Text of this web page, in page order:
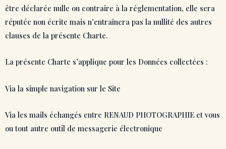
être déclarée nulle ou contraire à la réglementation, elle sera
réputée non écrite mais n’entraînera pas la nullité des autres
clauses de la présente Charte.
La présente Charte s’applique pour les Données collectées :
Via la simple navigation sur le Site
Via les mails échangés entre RENAUD PHOTOGRAPHIE et vous
ou tout autre outil de messagerie électronique